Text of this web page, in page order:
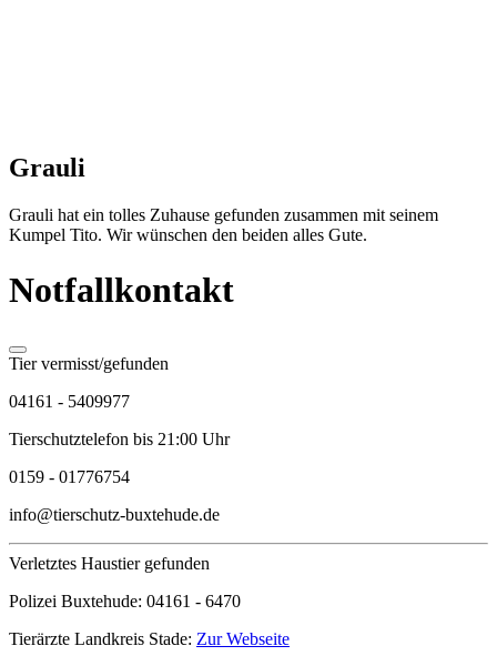
Grauli
Grauli hat ein tolles Zuhause gefunden zusammen mit seinem
Kumpel Tito. Wir wünschen den beiden alles Gute.
Notfallkontakt
Tier vermisst/gefunden
04161 - 5409977
Tierschutztelefon bis 21:00 Uhr
0159 - 01776754
info@tierschutz-buxtehude.de
Verletztes Haustier gefunden
Polizei Buxtehude: 04161 - 6470
Tierärzte Landkreis Stade: Zur Webseite